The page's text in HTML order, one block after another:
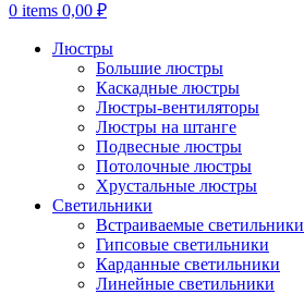
0 items 0,00 ₽
Люстры
Большие люстры
Каскадные люстры
Люстры-вентиляторы
Люстры на штанге
Подвесные люстры
Потолочные люстры
Хрустальные люстры
Светильники
Встраиваемые светильники
Гипсовые светильники
Карданные светильники
Линейные светильники